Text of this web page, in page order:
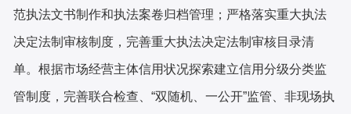
范执法文书制作和执法案卷归档管理；严格落实重大执法
决定法制审核制度，完善重大执法决定法制审核目录清
单。根据市场经营主体信用状况探索建立信用分级分类监
管制度，完善联合检查、“双随机、一公开”监管、非现场执